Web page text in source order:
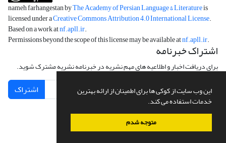
این وب سایت از کوکی ها برای اطمینان از ارائه بهترین
خدمات استفاده می کند.
متوجه شدم
nameh farhangestan byThe Academy of Persian Language & Literatureis
licensed under aCreative Commons Attribution 4.0 International License.
Based on a work atnf.apll.ir.
Permissions beyond the scope of this license may be available atnf.apll.ir.
اشتراک خبرنامه
برای دریافت اخبار و اطلاعیه های مهم نشریه در خبرنامه نشریه مشترک شوید.
اشتراک
سامانه مدیریت نشریات علمی.طراحی و پیاده سازی ازسیناوب